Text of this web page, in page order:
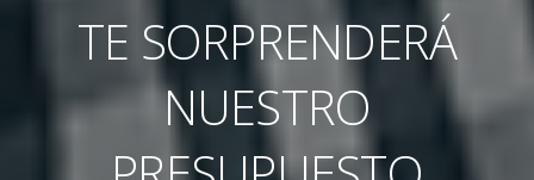
TE SORPRENDERÁ
NUESTRO